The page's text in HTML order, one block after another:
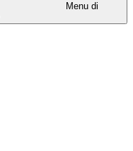
Menu di